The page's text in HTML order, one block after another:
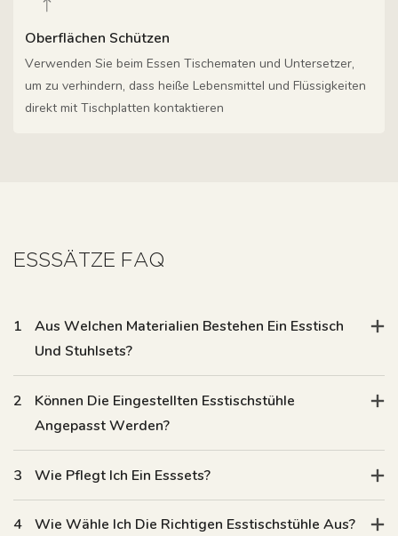
Oberflächen Schützen
Verwenden Sie beim Essen Tischematen und Untersetzer,
um zu verhindern, dass heiße Lebensmittel und Flüssigkeiten
direkt mit Tischplatten kontaktieren
1
Aus Welchen Materialien Bestehen Ein Esstisch
Und Stuhlsets?
2
Können Die Eingestellten Esstischstühle
Angepasst Werden?
3 Wie Pflegt Ich Ein Esssets?
4 Wie Wähle Ich Die Richtigen Esstischstühle Aus?